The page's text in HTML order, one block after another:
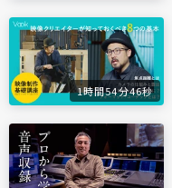
1時間54分46秒